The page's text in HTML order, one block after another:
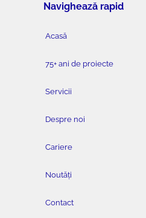
Navighează rapid
Acasă
75+ ani de proiecte
Servicii
Despre noi
Cariere
Noutăți
Contact